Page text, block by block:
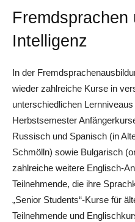
Intelligenz
In der
wieder zahlreiche Kurse in
unterschiedlichen
Herbstsemester
Russisch und Spanisch (in
Schmölln) sowie Bulgarisch
zahlreiche weitere Englisch-
Teilnehmende, die ihre
„Senior Students“-Kurse für
Teilnehmende und